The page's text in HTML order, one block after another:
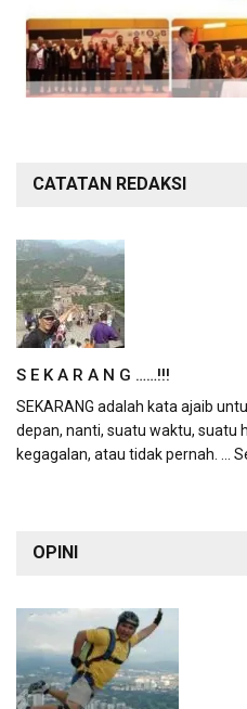
CATATAN REDAKSI
S E K A R A N G ……!!!
SEKARANG adalah kata ajaib
depan, nanti, suatu waktu, suatu
kegagalan, atau tidak pernah. ...
OPINI